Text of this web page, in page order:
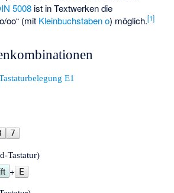
5008 ist in Textwerken die
oo“ (mit Kleinbuchstaben o) möglich.[1]
E1
7
Tastatur)
+ E